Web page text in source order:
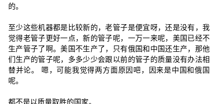
的。
至少这些机器都是比较新的，老管子是便宜呀，还是没有，我
觉得老管子更好一点，新的管子呢，一万一来呢，美国已经不
生产管子了啊。美国不生产了，只有俄国和中国还生产，那他
们生产的管子呢，多多少少会跟以前的管子的质量没有办法相
替并论。 嗯，可能我觉得两方面原因吧，因来是中国和俄国
呢。
都不是以质量取胜的国家。